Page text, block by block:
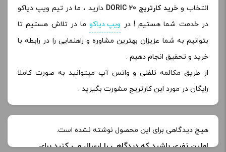
انتخاب وخرید کارتریج DORIC 20
دارید ، ما در تیم ویپ دیاکو
در خدمت شما هستیم ! در ویپ دیاکوما در تلاش هستیم تا
بتوانیم به شما عزیزان بهترین مشاوره و راهنمایی را در رابطه با
خرید و تحقیق انجام دهیم .
از طریق مکالمه تلفنی و واتس آپ میتوانید به صورت کاملا
رایگان در مورد این کارتریج مشورت بگیرید .
هیچ دیدگاهی برای این محصول نوشته نشده است.
اولین نفری باشید که دیدگاهی را ارسال می کنید برای